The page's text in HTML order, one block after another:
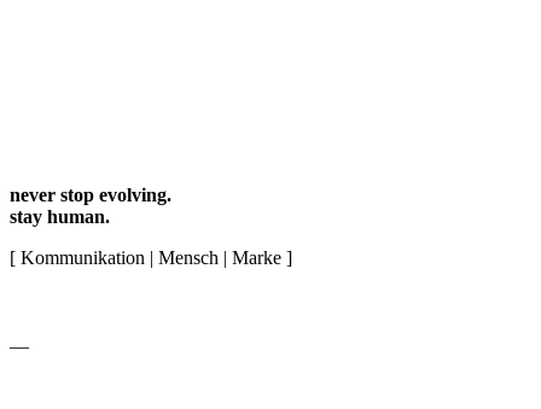
never stop evolving.
stay human.
[ Kommunikation | Mensch | Marke ]